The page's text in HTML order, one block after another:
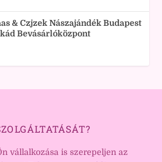
& Czjzek Nászajándék Budapest
Bevásárlóközpont
vállalkozása is szerepeljen az